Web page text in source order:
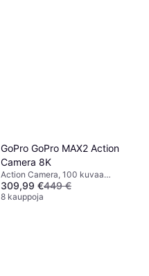
GoPro GoPro MAX2 Action
Camera 8K
Action Camera, 100 kuvaa
sekunnissa, 8k
309,99 €449 €
8 kauppoja